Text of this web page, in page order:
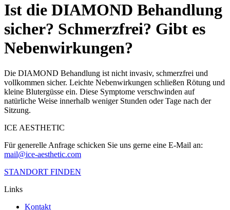
Ist die DIAMOND Behandlung
sicher? Schmerzfrei? Gibt es
Nebenwirkungen?
Die DIAMOND Behandlung ist nicht invasiv, schmerzfrei und
vollkommen sicher. Leichte Nebenwirkungen schließen Rötung und
kleine Blutergüsse ein. Diese Symptome verschwinden auf
natürliche Weise innerhalb weniger Stunden oder Tage nach der
Sitzung.
ICE AESTHETIC
Für generelle Anfrage schicken Sie uns gerne eine E-Mail an:
mail@ice-aesthetic.com
STANDORT FINDEN
Links
Kontakt